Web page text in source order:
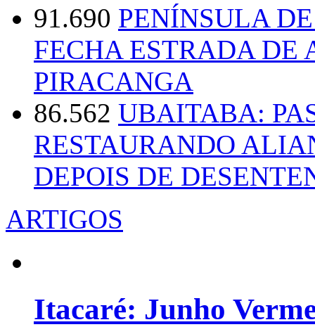
91.690 PENÍNSULA
FECHA ESTRADA DE
PIRACANGA
86.562 UBAITABA:
RESTAURANDO
DEPOIS DE
ARTIGOS
Itacaré: Junho